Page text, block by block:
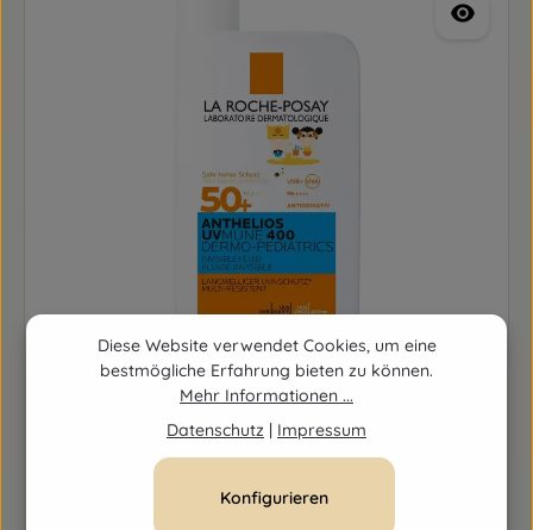
La Roche Posay Anthelios UVMUNE 400 Kids Invisible
50 Milliliter
(11.15% gespart)
Diese Website verwendet Cookies, um eine
bestmögliche Erfahrung bieten zu können.
Mehr Informationen ...
Datenschutz | Impressum
Konfigurieren